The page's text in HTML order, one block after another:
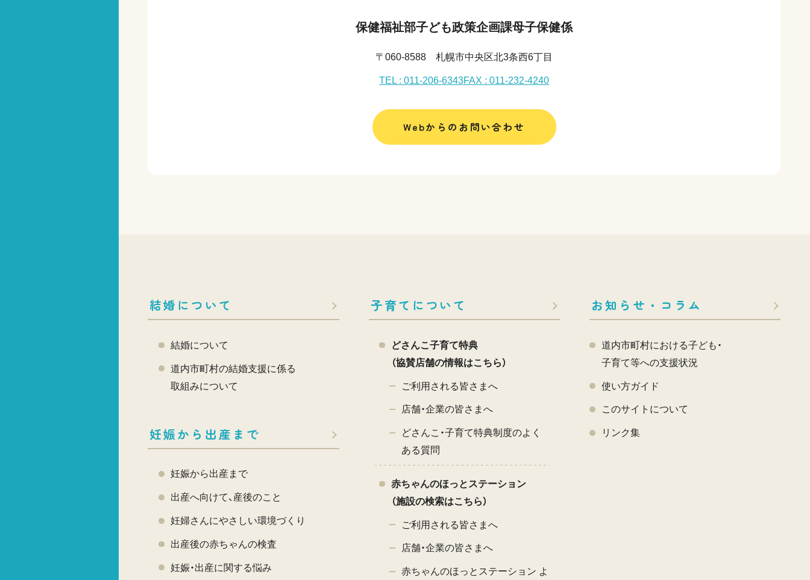
保健福祉部子ども政策企画課母子保健係
〒060-8588 札幌市中央区北3条西6丁目
TEL : 011-206-6343FAX : 011-232-4240
Webからのお問い合わせ
結婚について
結婚について
道内市町村の結婚支援に係る
取組みについて
妊娠から出産まで
妊娠から出産まで
出産へ向けて、産後のこと
妊婦さんにやさしい環境づくり
出産後の赤ちゃんの検査
妊娠・出産に関する悩み
子育てについて
どさんこ子育て特典
（協賛店舗の情報はこちら）
ご利用される皆さまへ
店舗・企業の皆さまへ
どさんこ・子育て特典制度のよく
ある質問
赤ちゃんのほっとステーション
（施設の検索はこちら）
ご利用される皆さまへ
店舗・企業の皆さまへ
赤ちゃんのほっとステーション よ
お知らせ・コラム
道内市町村における子ども・
子育て等への支援状況
使い方ガイド
このサイトについて
リンク集